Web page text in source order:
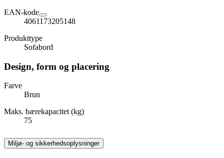
EAN-kode
4061173205148
Produkttype
Sofabord
Design, form og placering
Farve
Brun
Maks. bærekapacitet (kg)
75
Miljø- og sikkerhedsoplysninger